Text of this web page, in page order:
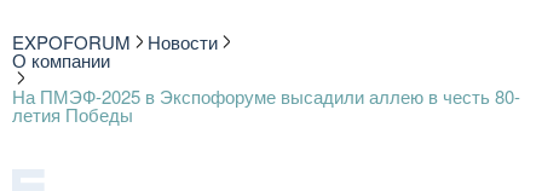
EXPOFORUM Новости
О компании
На ПМЭФ-2025 в Экспофоруме высадили аллею в честь 80-
летия Победы